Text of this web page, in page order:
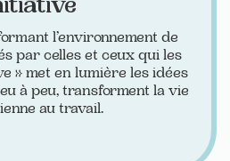
l’environnement de
par celles et ceux qui les
» met en lumière les idées
à peu, transforment la vie
au travail.